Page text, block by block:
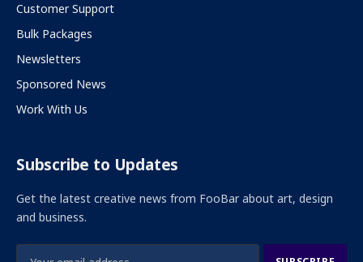
Customer Support
Bulk Packages
Newsletters
Sponsored News
Work With Us
Subscribe to Updates
Get the latest creative news from FooBar about art, design
and business.